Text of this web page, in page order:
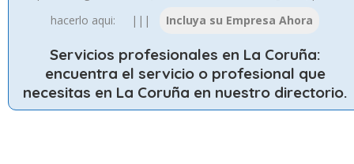
hacerlo aqui: |||
Servicios profesionales en La Coruña:
encuentra el servicio o profesional que
necesitas en La Coruña en nuestro directorio.